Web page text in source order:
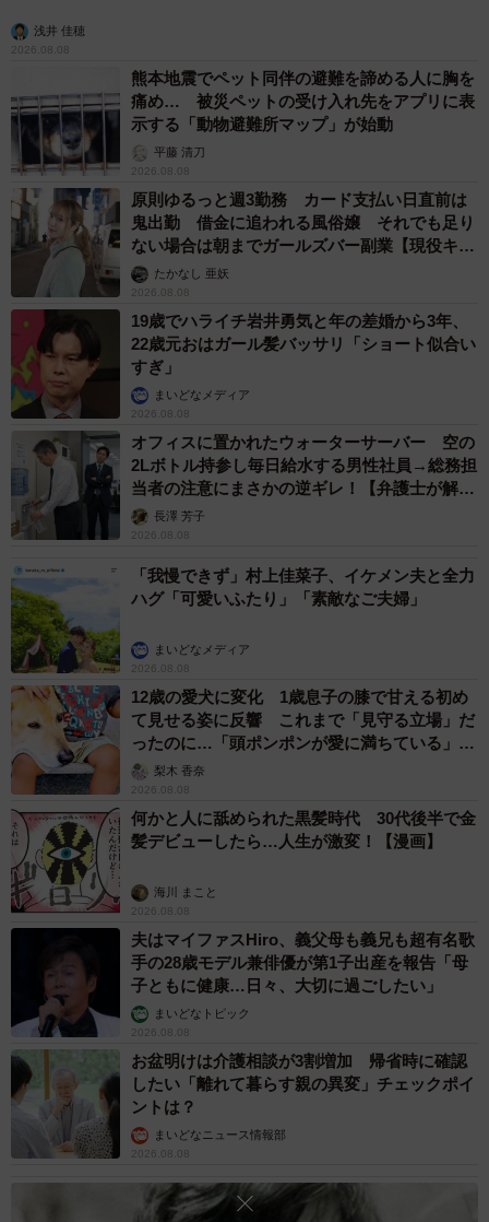
浅井 佳穂
2026.08.08
熊本地震でペット同伴の避難を諦める人に胸を
痛め… 被災ペットの受け入れ先をアプリに表
示する「動物避難所マップ」が始動
平藤 清刀
2026.08.08
原則ゆるっと週3勤務 カード支払い日直前は
鬼出勤 借金に追われる風俗嬢 それでも足り
ない場合は朝までガールズバー副業【現役キャ
ストに取材】
たかなし 亜妖
2026.08.08
19歳でハライチ岩井勇気と年の差婚から3年、
22歳元おはガール髪バッサリ「ショート似合い
すぎ」
まいどなメディア
2026.08.08
オフィスに置かれたウォーターサーバー 空の
2Lボトル持参し毎日給水する男性社員→総務担
当者の注意にまさかの逆ギレ！【弁護士が解
説】長澤 芳子
2026.08.08
「我慢できず」村上佳菜子、イケメン夫と全力
ハグ「可愛いふたり」「素敵なご夫婦」
まいどなメディア
2026.08.08
12歳の愛犬に変化 1歳息子の膝で甘える初め
て見せる姿に反響 これまで「見守る立場」だ
ったのに…「頭ポンポンが愛に満ちている」
「尊…」
梨木 香奈
2026.08.08
何かと人に舐められた黒髪時代 30代後半で金
髪デビューしたら…人生が激変！【漫画】
海川 まこと
2026.08.08
夫はマイファスHiro、義父母も義兄も超有名歌
手の28歳モデル兼俳優が第1子出産を報告「母
子ともに健康…日々、大切に過ごしたい」
まいどなトピック
2026.08.08
お盆明けは介護相談が3割増加 帰省時に確認
したい「離れて暮らす親の異変」チェックポイ
ントは？
まいどなニュース情報部
2026.08.08